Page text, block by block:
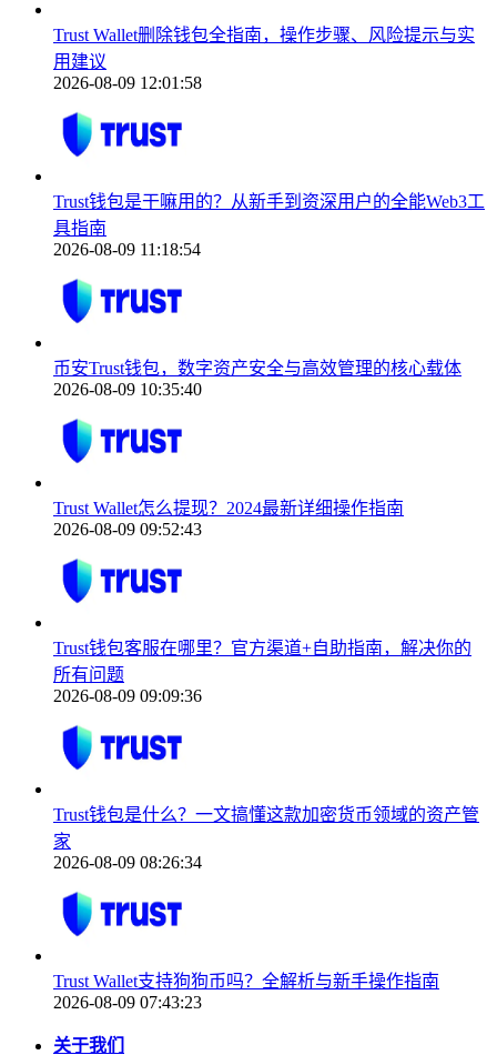
Trust Wallet删除钱包全指南，操作步骤、风险提示与实
用建议
2026-08-09 12:01:58
Trust钱包是干嘛用的？从新手到资深用户的全能Web3工
具指南
2026-08-09 11:18:54
币安Trust钱包，数字资产安全与高效管理的核心载体
2026-08-09 10:35:40
Trust Wallet怎么提现？2024最新详细操作指南
2026-08-09 09:52:43
Trust钱包客服在哪里？官方渠道+自助指南，解决你的
所有问题
2026-08-09 09:09:36
Trust钱包是什么？一文搞懂这款加密货币领域的资产管
家
2026-08-09 08:26:34
Trust Wallet支持狗狗币吗？全解析与新手操作指南
2026-08-09 07:43:23
关于我们